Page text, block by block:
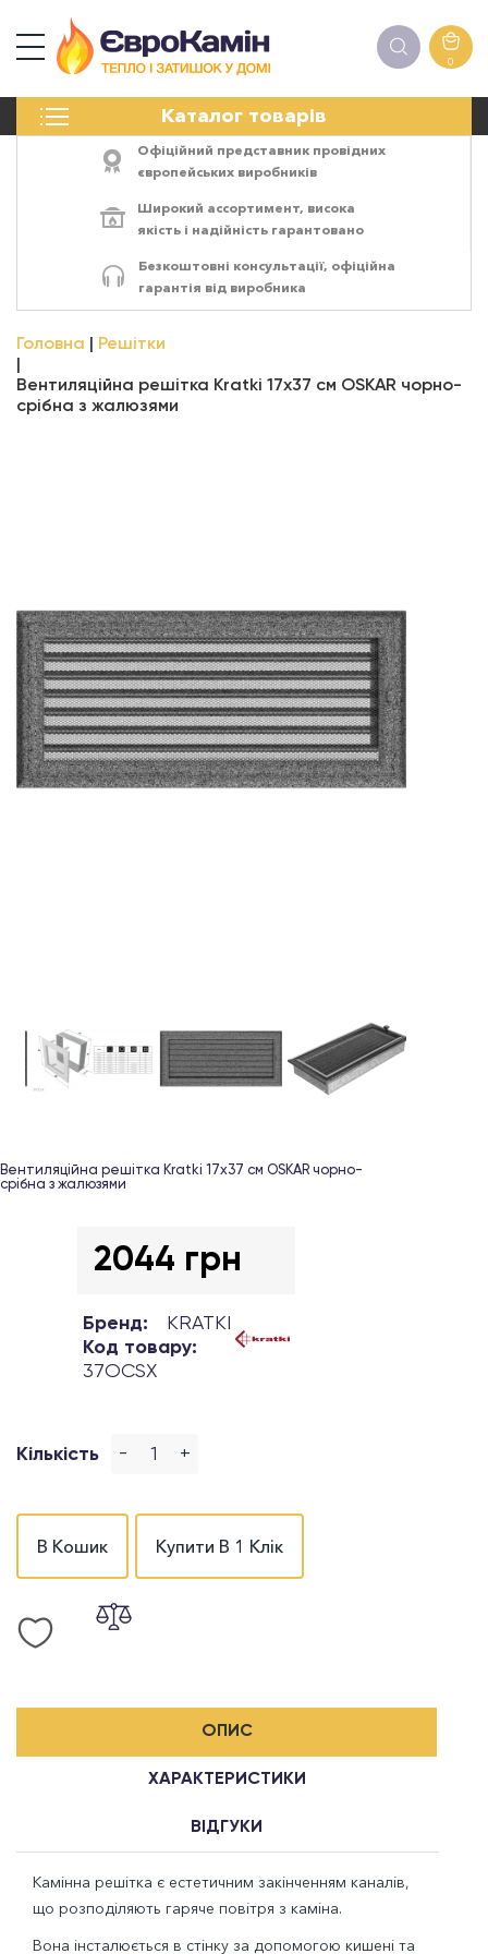
0
Каталог товарів
ПЕЧІ
ЕЛЕКТРОКАМІНИ
АКСЕСУАРИ
Офіційний представник провідних
європейських виробників
Широкий ассортимент, висока
якість і надійність гарантовано
Безкоштовні консультації, офіційна
гарантія від виробника
Головна Решітки
Вентиляційна решітка Kratki 17х37 см OSKAR чорно-
срібна з жалюзями
Вентиляційна решітка Kratki 17х37 см OSKAR чорно-
срібна з жалюзями
2044 грн
Бренд:
KRATKI
Код товару:
37OCSX
Кількість - +
В Кошик Купити В 1 Клік
ОПИС
ХАРАКТЕРИСТИКИ
ВІДГУКИ
Камінна решітка є естетичним закінченням каналів,
що розподіляють гаряче повітря з каміна.
Вона інсталюється в стінку за допомогою кишені та